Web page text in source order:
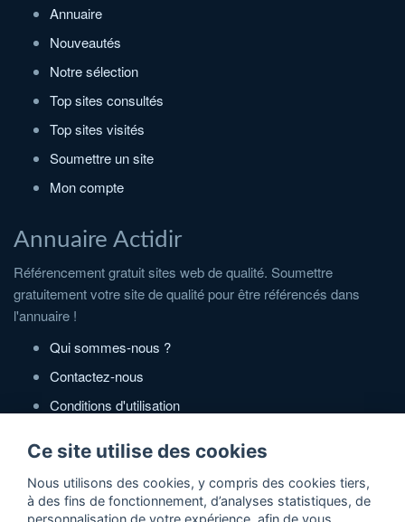
Annuaire
Nouveautés
Notre sélection
Top sites consultés
Top sites visités
Soumettre un site
Mon compte
Annuaire Actidir
Référencement gratuit sites web de qualité. Soumettre
gratuitement votre site de qualité pour être référencés dans
l'annuaire !
Qui sommes-nous ?
Contactez-nous
Conditions d'utilisation
Partenaires
Ce site utilise des cookies
Nous utilisons des cookies, y compris des cookies tiers,
à des fins de fonctionnement, d’analyses statistiques, de
personnalisation de votre expérience, afin de vous